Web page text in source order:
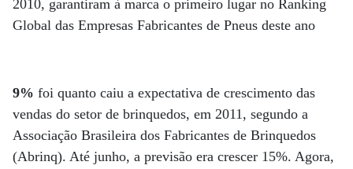
2010, garantiram à marca o primeiro lugar no Ranking
Global das Empresas Fabricantes de Pneus deste ano
9% foi quanto caiu a expectativa de crescimento das
vendas do setor de brinquedos, em 2011, segundo a
Associação Brasileira dos Fabricantes de Brinquedos
(Abrinq). Até junho, a previsão era crescer 15%. Agora,